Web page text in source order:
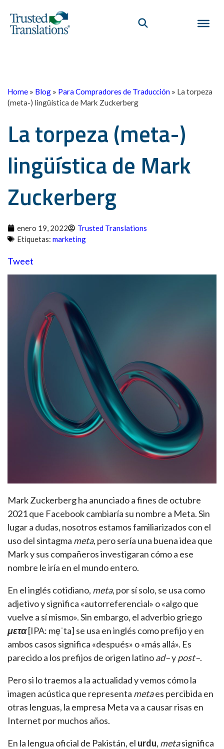
Home » Blog » Para Compradores de Traducción » La torpeza
(meta-) lingüística de Mark Zuckerberg
La torpeza (meta-)
lingüística de Mark
Zuckerberg
enero 19, 2022
Trusted Translations
Etiquetas: marketing
Tweet
Mark Zuckerberg ha anunciado a fines de octubre
2021 que Facebook cambiaría su nombre a Meta. Sin
lugar a dudas, nosotros estamos familiarizados con el
uso del sintagma meta, pero sería una buena idea que
Mark y sus compañeros investigaran cómo a ese
nombre le iría en el mundo entero.
En el inglés cotidiano, meta, por sí solo, se usa como
adjetivo y significa «autorreferencial» o «algo que
vuelve a sí mismo». Sin embargo, el adverbio griego
μετα[IPA: me̞ˈta] se usa en inglés como prefijo y en
ambos casos significa «después» o «más allá». Es
parecido a los prefijos de origen latinoad–ypost–.
Pero si lo traemos a la actualidad y vemos cómo la
imagen acústica que representa metaes percibida en
otras lenguas, la empresa Meta va a causar risas en
Internet por muchos años.
En la lengua oficial de Pakistán, el urdu, metasignifica